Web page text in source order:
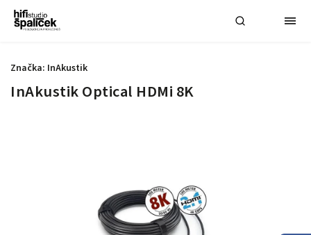
InAkustik Optical HDMi 8K
Značka: InAkustik